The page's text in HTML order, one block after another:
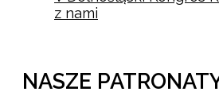
z nami
NASZE